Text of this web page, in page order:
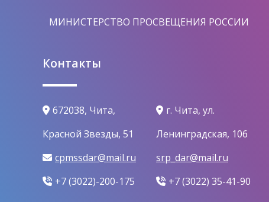
МИНИСТЕРСТВО ПРОСВЕЩЕНИЯ РОССИИ
Контакты
672038, Чита,
Красной Звезды, 51
cpmssdar@mail.ru
+7 (3022)-200-175
г. Чита, ул.
Ленинградская, 106
srp_dar@mail.ru
+7 (3022) 35-41-90